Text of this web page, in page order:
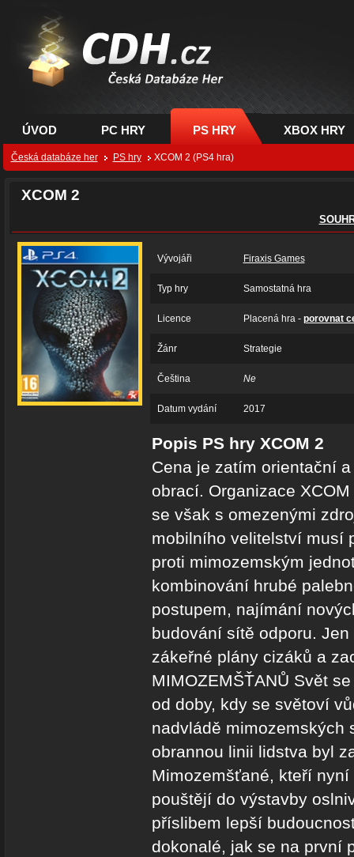
CDH.cz - hry na PC,
PS, XBOX - Česká
databáze her
ÚVOD PC HRY PS HRY XBOX HRY
Česká databáze her PS hry XCOM 2 (PS4 hra)
XCOM 2
Vývojáři Firaxis Games
Typ hry Samostatná hra
Licence Placená hra - porovnat
Žánr Strategie
Čeština Ne
Datum vydání 2017
Popis PS hry XCOM 2
Cena je zatím orientační
obrací. Organizace
se však s omezenými
mobilního velitelství musí
proti mimozemským
kombinování hrubé
postupem, najímání
budování sítě odporu.
zákeřné plány cizáků a
MIMOZEMŠŤANŮ Svět
od doby, kdy se světoví
nadvládě mimozemských
obrannou linii lidstva byl
Mimozemšťané, kteří
pouštějí do výstavby
příslibem lepší
dokonalé, jak se na první